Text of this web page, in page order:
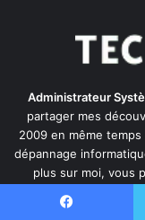
Administrateur
partager mes
2009 en même
dépannage
plus sur moi, vous